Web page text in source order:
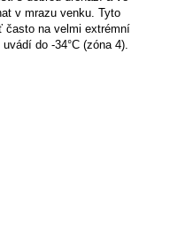
v mrazu venku. Tyto
často na velmi extrémní
do -34°C (zóna 4).